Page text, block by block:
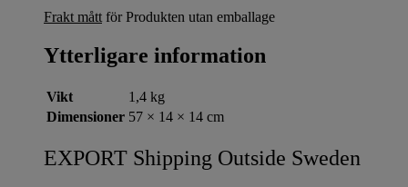
Frakt mått för Produkten utan emballage
Ytterligare information
Vikt
1,4 kg
Dimensioner 57 × 14 × 14 cm
EXPORT Shipping Outside Sweden